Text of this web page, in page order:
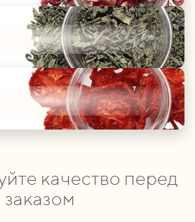
качество перед
заказом